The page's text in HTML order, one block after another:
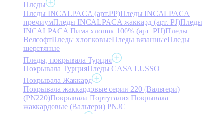
Пледы
Пледы INCALPACA (арт.PP)Пледы INCALPACA
премиумПледы INCALPACA жаккард (арт. PJ)Пледы
INCALPACA Пима хлопок 100% (арт. PH)Пледы
ВелсофтПледы хлопковыеПледы вязанныеПледы
шерстяные
Пледы, покрывала Турция
Покрывала ТурцияПледы CASA LUSSO
Покрывала Жаккард
Покрывала жаккардовые серии 220 (Вальтери)
(PN220)Покрывала Португалия Покрывала
жаккардовые (Вальтери) PNJC